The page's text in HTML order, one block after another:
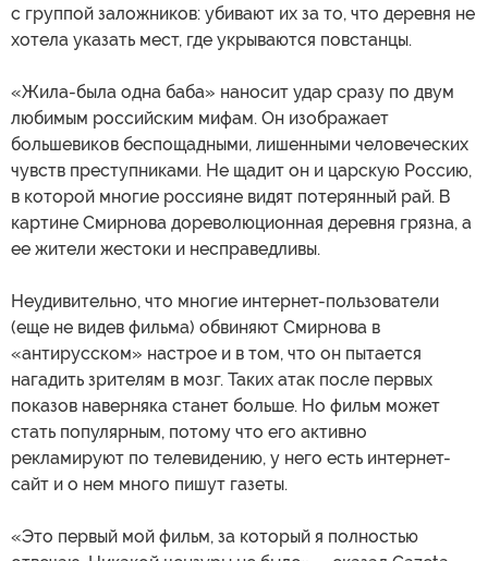
с группой заложников: убивают их за то, что деревня не
хотела указать мест, где укрываются повстанцы.
«Жила-была одна баба» наносит удар сразу по двум
любимым российским мифам. Он изображает
большевиков беспощадными, лишенными человеческих
чувств преступниками. Не щадит он и царскую Россию,
в которой многие россияне видят потерянный рай. В
картине Смирнова дореволюционная деревня грязна, а
ее жители жестоки и несправедливы.
Неудивительно, что многие интернет-пользователи
(еще не видев фильма) обвиняют Смирнова в
«антирусском» настрое и в том, что он пытается
нагадить зрителям в мозг. Таких атак после первых
показов наверняка станет больше. Но фильм может
стать популярным, потому что его активно
рекламируют по телевидению, у него есть интернет-
сайт и о нем много пишут газеты.
«Это первый мой фильм, за который я полностью